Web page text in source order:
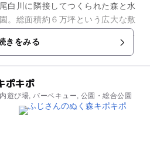
白川に隣接してつくられた森と水
。総面積約６万坪という広大な敷
『フォレストゾーン』、尾白川の
...
きをみる
ポキポ
遊び場, バーベキュー, 公園・総合公園